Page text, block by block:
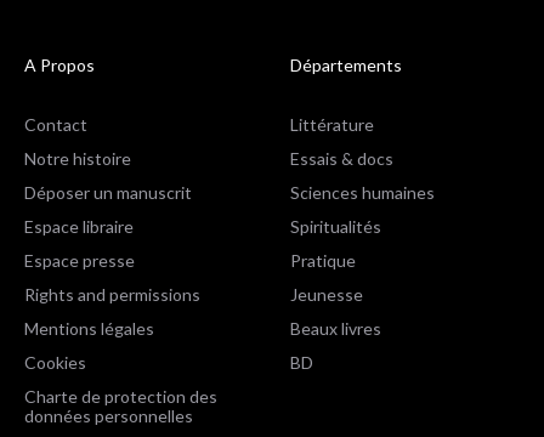
A Propos
Contact
Notre histoire
Déposer un manuscrit
Espace libraire
Espace presse
Rights and permissions
Mentions légales
Cookies
Charte de protection des
données personnelles
Départements
Littérature
Essais & docs
Sciences humaines
Spiritualités
Pratique
Jeunesse
Beaux livres
BD